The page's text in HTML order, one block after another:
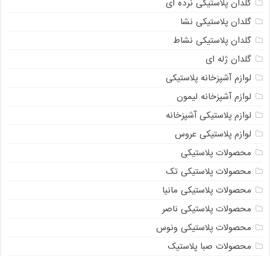
گلدان پلاستیکی نرده ای
گلدان پلاستیکی نشا
گلدان پلاستیکی نشاط
گلدان ژله ای
لوازم آشپزخانه پلاستیکی
لوازم آشپزخانه لیمون
لوازم پلاستیکی آشپزخانه
لوازم پلاستیکی عروس
محصولات پلاستیکی
محصولات پلاستیکی تک
محصولات پلاستیکی مانیا
محصولات پلاستیکی ناصر
محصولات پلاستیکی ونوس
محصولات صبا پلاستیک